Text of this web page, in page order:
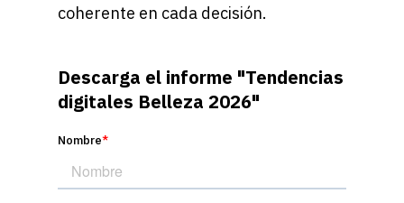
coherente en cada decisión.